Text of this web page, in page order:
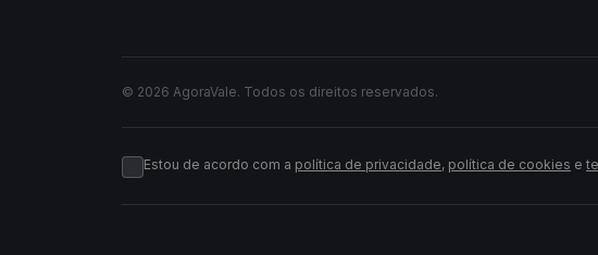
© 2026 AgoraVale. Todos os direitos reservados.
Estou de acordo com a política de privacidade, política de cookies e